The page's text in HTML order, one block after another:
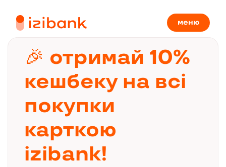
меню
🎉 отримай 10%
кешбеку на всі
покупки
карткою
izibank!